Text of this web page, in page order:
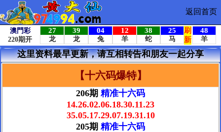
返回首页
这里资料最早更新，请互相转告和朋友一起分享
【十六码爆特】
206期 精准十六码
14.26.02.06.18.30.11.23
35.05.17.29.07.19.31.10
205期 精准十六码